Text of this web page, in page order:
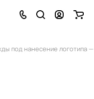
под нанесение логотипа